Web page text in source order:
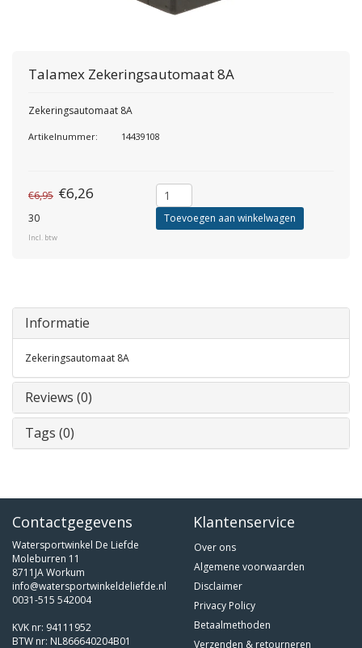
Talamex Zekeringsautomaat 8A
Zekeringsautomaat 8A
Artikelnummer: 14439108
€6,95 €6,26
30
Incl. btw
Toevoegen aan winkelwagen
Informatie
Zekeringsautomaat 8A
Reviews (0)
Tags (0)
Contactgegevens
Watersportwinkel De Liefde
Moleburren 11
8711JA Workum
info@watersportwinkeldeliefde.nl
0031-515 542004
KVK nr: 94111952
BTW nr: NL866640204B01
Klantenservice
Over ons
Algemene voorwaarden
Disclaimer
Privacy Policy
Betaalmethoden
Verzenden & retourneren